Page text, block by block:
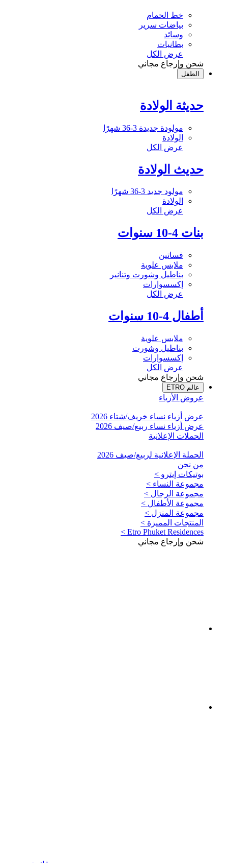
خط الحمام
بياضات سرير
وسائد
بطانيات
عرض الكل
شحن وإرجاع مجاني
الطفل
حديثة الولادة
مولودة جديدة 3-36 شهرًا
الولادة
عرض الكل
حديث الولادة
مولود جديد 3-36 شهرًا
الولادة
عرض الكل
بنات 4-10 سنوات
فساتين
ملابس علوية
بناطيل وشورت وتنانير
إكسسوارات
عرض الكل
أطفال 4-10 سنوات
ملابس علوية
بناطيل وشورت
إكسسوارات
عرض الكل
شحن وإرجاع مجاني
عالم ETRO
عروض الأزياء
عرض أزياء نساء خريف/شتاء 2026
عرض أزياء نساء ربيع/صيف 2026
الحملات الإعلانية
الحملة الإعلانية لربيع/صيف 2026
من نحن
بوتيكات إيترو >
مجموعة النساء >
مجموعة الرجال >
مجموعة الأطفال >
مجموعة المنزل >
المنتجات المميزة >
Etro Phuket Residences >
شحن وإرجاع مجاني